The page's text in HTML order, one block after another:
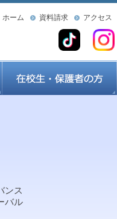
ホーム 資料請求 アクセス
ンス
バル